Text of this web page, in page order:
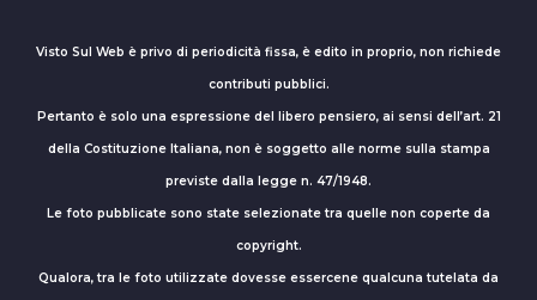
Visto Sul Web è privo di periodicità fissa, è edito in proprio, non richiede
contributi pubblici.
Pertanto è solo una espressione del libero pensiero, ai sensi dell’art. 21
della Costituzione Italiana, non è soggetto alle norme sulla stampa
previste dalla legge n. 47/1948.
Le foto pubblicate sono state selezionate tra quelle non coperte da
copyright.
Qualora, tra le foto utilizzate dovesse essercene qualcuna tutelata da